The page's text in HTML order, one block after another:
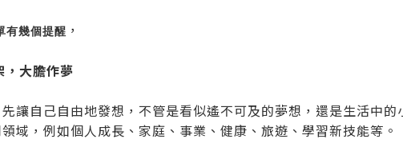
有幾個提醒 ，
，大膽作夢
讓自己自由地發想，不管是看似遙不可及的夢想，還是生活中
域，例如個人成長、家庭、事業、健康、旅遊、學習新技能等。